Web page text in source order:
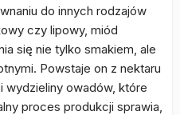
do innych rodzajów
czy lipowy, miód
się nie tylko smakiem, ale
Powstaje on z nektaru
wydzieliny owadów, które
proces produkcji sprawia,